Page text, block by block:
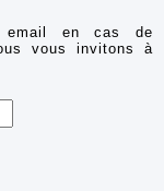
email en cas de
vous invitons à